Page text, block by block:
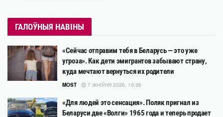
ГАЛОЎНЫЯ НАВІНЫ
«Сейчас отправим тебя в Беларусь — это уже
угроза». Как дети эмигрантов забывают страну,
куда мечтают вернуться их родители
MOST 7 ЖНІЎНЯ 2026, 19:36
«Для людей это сенсация». Поляк пригнал из
Беларуси две «Волги» 1965 года и теперь продает